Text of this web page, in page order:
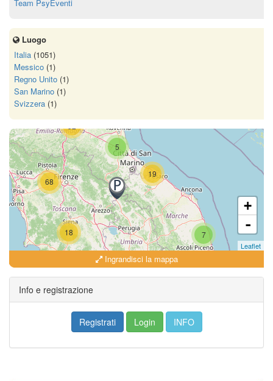
Team PsyEventi
Luogo
Italia (1051)
Messico (1)
Regno Unito (1)
San Marino (1)
Svizzera (1)
5
18
68
19
7
18
+
-
Leaflet
Ingrandisci la mappa
Info e registrazione
Registrati Login INFO